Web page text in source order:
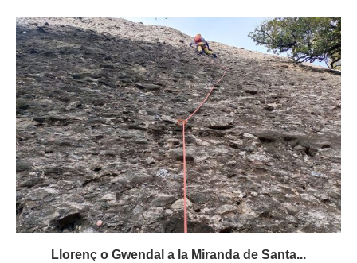
Llorenç o Gwendal a la Miranda de Santa...